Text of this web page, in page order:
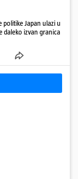
Japan ulazi u
daleko izvan granica